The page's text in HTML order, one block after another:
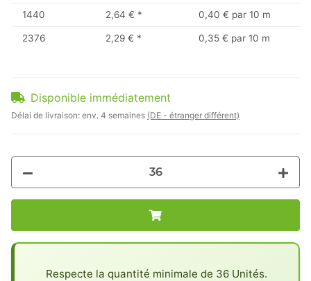
1440 2,64 € * 0,40 € par 10 m
2376 2,29 € * 0,35 € par 10 m
Disponible immédiatement
Délai de livraison: env. 4 semaines (DE - étranger différent)
Respecte la quantité minimale de 36 Unités.